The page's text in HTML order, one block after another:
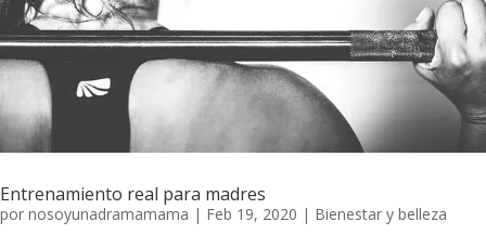
Entrenamiento real para madres
por nosoyunadramamama | Feb 19, 2020 | Bienestar y belleza